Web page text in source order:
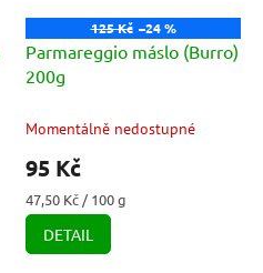
125 Kč –24 %
Parmareggio máslo (Burro)
200g
Momentálně nedostupné
95 Kč
Měrná
cena:
47,50 Kč / 100 g
DETAIL